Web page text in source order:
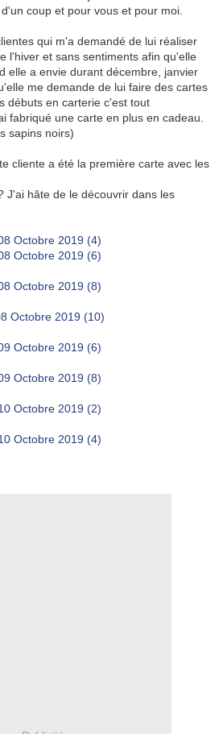
coup et pour vous et pour moi.
qui m'a demandé de lui réaliser
l'hiver et sans sentiments afin qu'elle
elle a envie durant décembre, janvier
me demande de lui faire des cartes
débuts en carterie c'est tout
fabriqué une carte en plus en cadeau.
sapins noirs)
cliente a été la première carte avec les
J'ai hâte de le découvrir dans les